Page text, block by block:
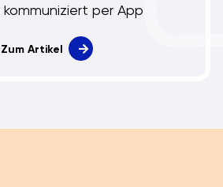
kommuniziert per App
Zum Artikel